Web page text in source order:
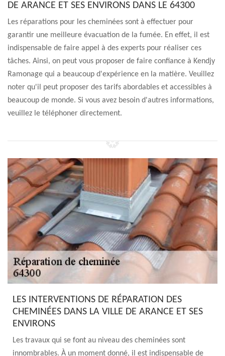
DE ARANCE ET SES ENVIRONS DANS LE 64300
Les réparations pour les cheminées sont à effectuer pour
garantir une meilleure évacuation de la fumée. En effet, il est
indispensable de faire appel à des experts pour réaliser ces
tâches. Ainsi, on peut vous proposer de faire confiance à Kendjy
Ramonage qui a beaucoup d'expérience en la matière. Veuillez
noter qu'il peut proposer des tarifs abordables et accessibles à
beaucoup de monde. Si vous avez besoin d'autres informations,
veuillez le téléphoner directement.
LES INTERVENTIONS DE RÉPARATION DES
CHEMINÉES DANS LA VILLE DE ARANCE ET SES
ENVIRONS
Les travaux qui se font au niveau des cheminées sont
innombrables. À un moment donné, il est indispensable de